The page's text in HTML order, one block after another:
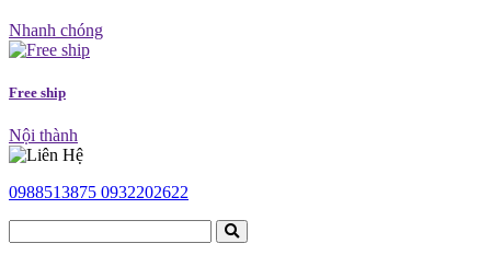
Nhanh chóng
Free ship
Nội thành
0988513875 0932202622